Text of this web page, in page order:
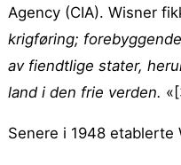
Agency (CIA). Wisner
krigføring;
av fiendtlige stater,
land i den frie verden.
Senere i 1948 etablerte